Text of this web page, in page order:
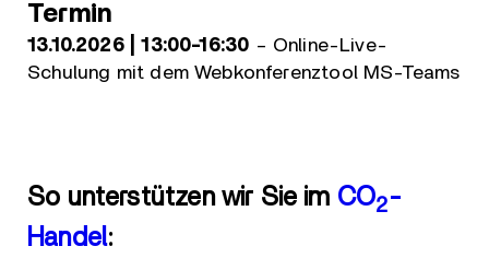
Termin
13.10.2026 | 13:00-16:30 – Online-Live-
Schulung mit dem Webkonferenztool MS-Teams
So unterstützen wir Sie im CO2-
Handel: